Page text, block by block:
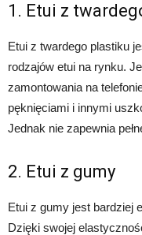
1. Etui z
Etui z twardego plastiku
rodzajów etui na rynku.
zamontowania na
pęknięciami i innymi
Jednak nie zapewnia
2. Etui z gumy
Etui z gumy jest bardziej
Dzięki swojej